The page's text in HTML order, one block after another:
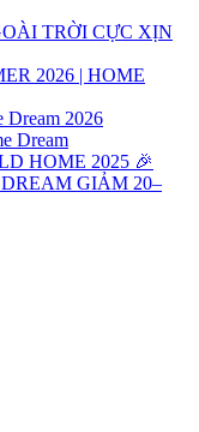
TRỜI CỰC XỊN
2026 | HOME
2026
Dream
HOME 2025 🎉
GIẢM 20–